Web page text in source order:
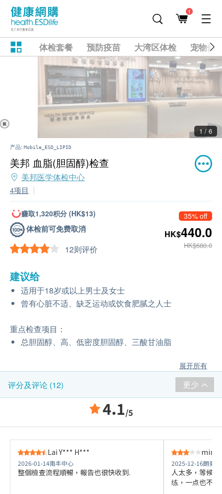
1
体检套餐 预防疫苗 大湾区体检 宠物健
2 / 6
产品: Mobile_ESD_LIPID
美邦 血脂(胆固醇)检查
美邦医学体检中心
4项目
赚取1,320积分 (HK$13)
体检前可免费取消
12则评价
35% off
HK$440.0
HK$680.0
建议给
适用于18岁或以上男士及女士
曾有心脏不适、缺乏运动或饮食肥腻之人士
重点检查项目：
总胆固醇、高、低密度胆固醇、三酸甘油脂
展开所有
评分及评论 (12) 更少
4.1/5
Lai Y*** H***
2026-01-14南丰中心
整個檢查流程順暢，報告也很快收到.
ming
2025-12-16朗豪
人太多，等候
练，一点也不